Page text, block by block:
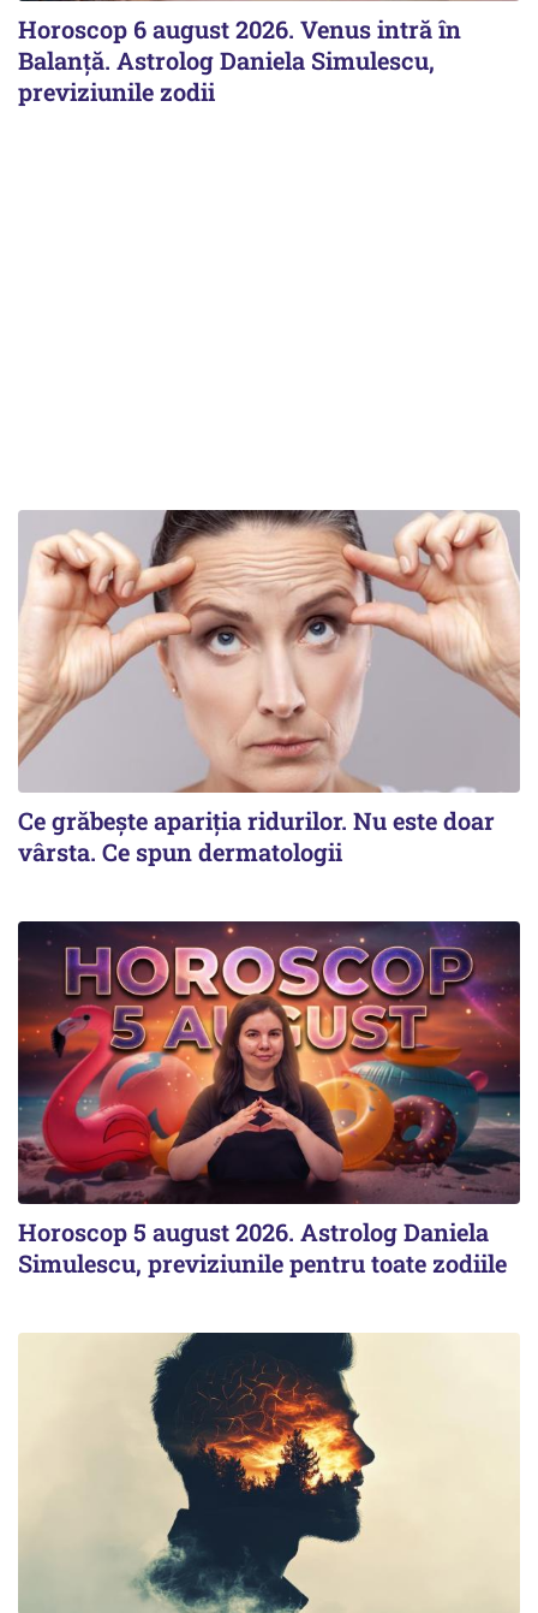
Horoscop 6 august 2026. Venus intră în
Balanță. Astrolog Daniela Simulescu,
previziunile zodii
Ce grăbește apariția ridurilor. Nu este doar
vârsta. Ce spun dermatologii
Horoscop 5 august 2026. Astrolog Daniela
Simulescu, previziunile pentru toate zodiile